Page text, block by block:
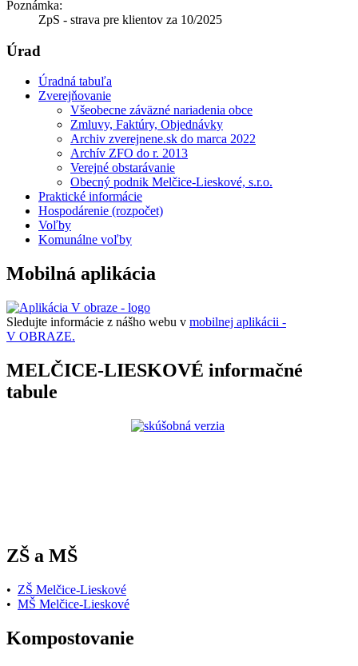
Poznámka:
ZpS - strava pre klientov za 10/2025
Úrad
Úradná tabuľa
Zverejňovanie
Všeobecne záväzné nariadenia obce
Zmluvy, Faktúry, Objednávky
Archiv zverejnene.sk do marca 2022
Archív ZFO do r. 2013
Verejné obstarávanie
Obecný podnik Melčice-Lieskové, s.r.o.
Praktické informácie
Hospodárenie (rozpočet)
Voľby
Komunálne voľby
Mobilná aplikácia
Sledujte informácie z nášho webu v mobilnej aplikácii -
V OBRAZE.
MELČICE-LIESKOVÉ informačné
tabule
ZŠ a MŠ
• ZŠ Melčice-Lieskové
• MŠ Melčice-Lieskové
Kompostovanie